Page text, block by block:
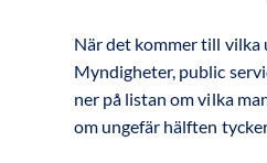
När det kommer till vilka
Myndigheter, public
ner på listan om vilka
om ungefär hälften